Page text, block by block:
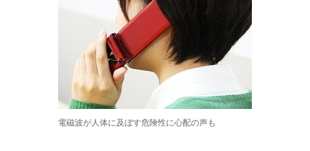
電磁波が人体に及ぼす危険性に心配の声も